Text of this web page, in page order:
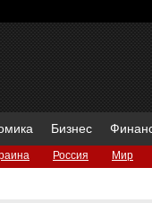
Россия
Мир
Бизнес